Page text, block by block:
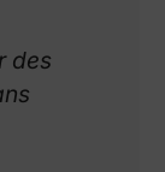
des